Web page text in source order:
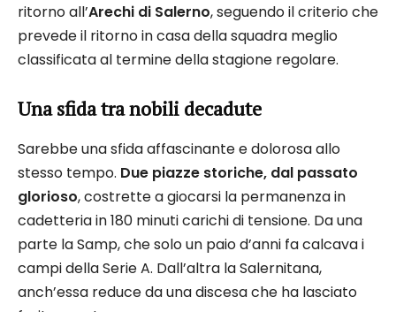
ritorno all’Arechi di Salerno, seguendo il criterio che
prevede il ritorno in casa della squadra meglio
classificata al termine della stagione regolare.
Una sfida tra nobili decadute
Sarebbe una sfida affascinante e dolorosa allo
stesso tempo. Due piazze storiche, dal passato
glorioso, costrette a giocarsi la permanenza in
cadetteria in 180 minuti carichi di tensione. Da una
parte la Samp, che solo un paio d’anni fa calcava i
campi della Serie A. Dall’altra la Salernitana,
anch’essa reduce da una discesa che ha lasciato